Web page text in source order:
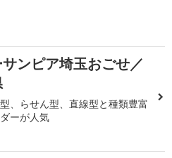
ンピア埼玉おごせ／
、らせん型、直線型と種類豊富
ーが人気